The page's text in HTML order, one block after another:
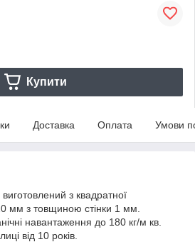
Купити
Доставка Оплата Умови
з квадратної
мм з товщиною стінки 1 мм.
навантаження до 180 кг/м кв.
від 10 років.